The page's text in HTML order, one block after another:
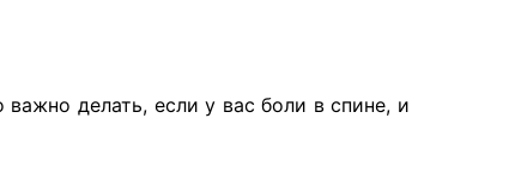
делать, если у вас боли в спине, и